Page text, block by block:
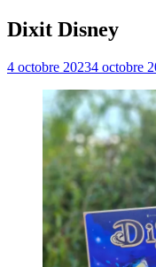
Dixit Disney
4 octobre 20234 octobre